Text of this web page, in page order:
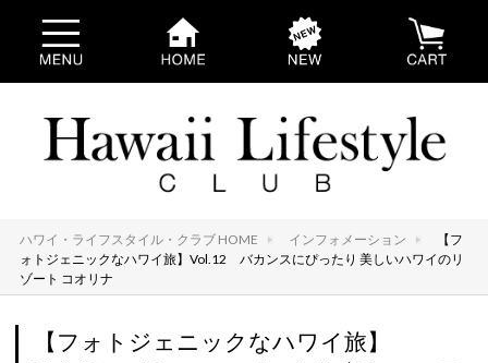
ハワイ・ライフスタイル・クラブ HOME インフォメーション
【フ
ォトジェニックなハワイ旅】Vol.12 バカンスにぴったり 美しいハワイのリ
ゾート コオリナ
【フォトジェニックなハワイ旅】